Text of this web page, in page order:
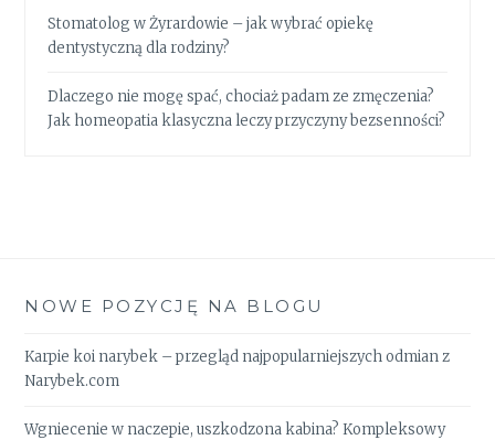
Stomatolog w Żyrardowie – jak wybrać opiekę
dentystyczną dla rodziny?
Dlaczego nie mogę spać, chociaż padam ze zmęczenia?
Jak homeopatia klasyczna leczy przyczyny bezsenności?
NOWE POZYCJĘ NA BLOGU
Karpie koi narybek – przegląd najpopularniejszych odmian z
Narybek.com
Wgniecenie w naczepie, uszkodzona kabina? Kompleksowy